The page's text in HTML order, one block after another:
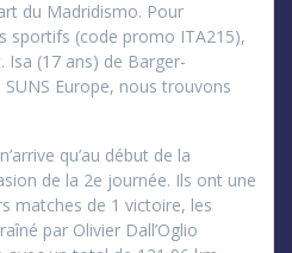
du Madridismo. Pour
sportifs (code promo ITA215),
Isa (17 ans) de Barger-
Europe, nous trouvons
qu’au début de la
de la 2e journée. Ils ont une
matches de 1 victoire, les
par Olivier Dall’Oglio